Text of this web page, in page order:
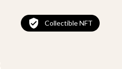
Collectible NFT